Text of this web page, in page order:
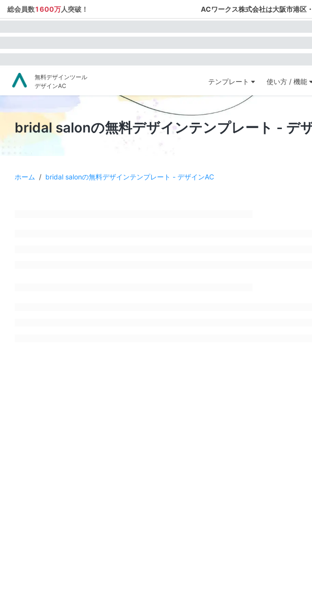
総会員数1600万人突破！ ACワークス株式会社は大阪市港区
無料デザインツール
デザインAC
テンプレート 使い方 / 機能
bridal salonの無料デザインテンプレート - デ
ホーム / bridal salonの無料デザインテンプレート - デザインAC